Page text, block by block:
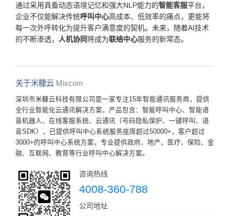
通过采用具备动态语境记忆和强大NLP能力的智能客服平台，
企业不仅能解决传统呼叫中心高成本、低效率的痛点，更能将
每一次外呼转化为提升客户满意度的契机。未来，随着AI技术
的不断渗透，
人机协同将成为联络中心服务的新常态。
关于米糠云 Mixcom
深圳市米糠云科技有限公司是一家专注15年智能通讯服务商，提供
全行业智能化云通讯解决方案，产品包含：智能呼叫中心、智能语
音机器人、在线客服系统、云通讯（号码隐私保护、一键呼叫、语
音SDK），已提供呼叫中心系统服务座席超过50000+，客户超过
3000+的呼叫中心系统方案，专业提供政府、地产、医疗、保险、金
融、互联网、教育等行业呼叫中心解决方案。
咨询热线
4008-360-788
公司地址